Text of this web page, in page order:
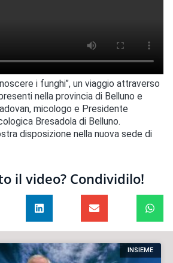
i funghi”, un viaggio attraverso
nella provincia di Belluno e
micologo e Presidente
Bresadola di Belluno.
disposizione nella nuova sede di
il video? Condividilo!
INSIEME